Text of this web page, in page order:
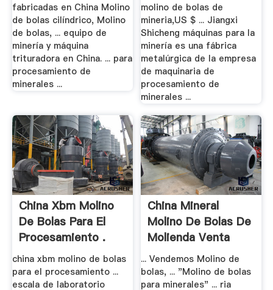
fabricadas en China Molino
de bolas cilíndrico, Molino
de bolas, ... equipo de
minería y máquina
trituradora en China. ... para
procesamiento de
minerales ...
molino de bolas de
mineria,US $ ... Jiangxi
Shicheng máquinas para la
minería es una fábrica
metalúrgica de la empresa
de maquinaria de
procesamiento de
minerales ...
China Xbm Molino
De Bolas Para El
Procesamiento .
china xbm molino de bolas
para el procesamiento ...
escala de laboratorio
China Mineral
Molino De Bolas De
Molienda Venta
... Vendemos Molino de
bolas, ... "Molino de bolas
para minerales" ... ria